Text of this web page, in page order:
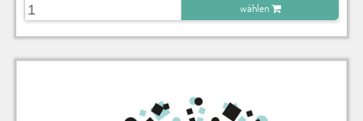
wählen
zu Warenkorb hinzugefügt.